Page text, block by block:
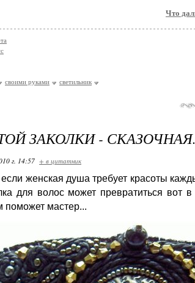
Что
своими руками светильник
ЗАКОЛКИ -
г. 14:57 + в цитатник
если женская душа требует красоты
для волос может превратиться вот
мастер...